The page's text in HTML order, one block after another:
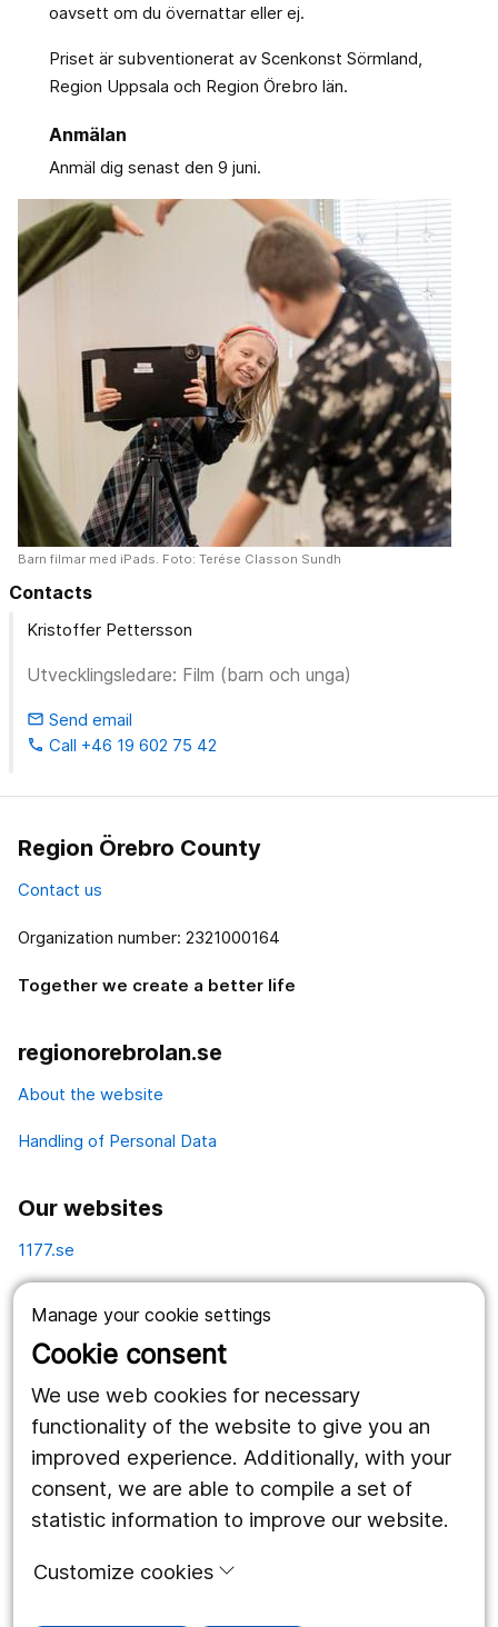
Manage your cookie settings
Cookie consent
We use web cookies for necessary
functionality of the website to give you an
improved experience. Additionally, with your
consent, we are able to compile a set of
statistic information to improve our website.
Customize cookies
oavsett om du övernattar eller ej.
Priset är subventionerat av Scenkonst Sörmland,
Region Uppsala och Region Örebro län.
Anmälan
Anmäl dig senast den 9 juni.
Barn filmar med iPads. Foto: Terése Classon Sundh
Contacts
Kristoffer Pettersson
Utvecklingsledare: Film (barn och unga)
email Send email
phone Call +46 19 602 75 42
Region Örebro County
Contact us
Organization number: 2321000164
Together we create a better life
regionorebrolan.se
About the website
Handling of Personal Data
Our websites
1177.se
Vårdgivare
Utveckling
Follow us
Facebook